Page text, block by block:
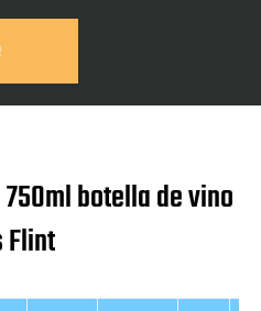
botella de vino
Flint